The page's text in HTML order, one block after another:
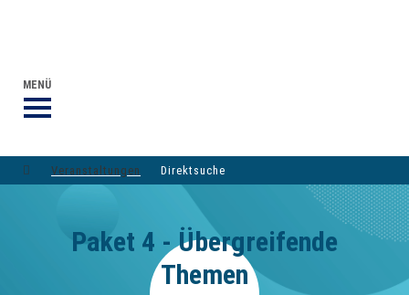
MENÜ
Veranstaltungen Direktsuche
Paket 4 - Übergreifende
Themen